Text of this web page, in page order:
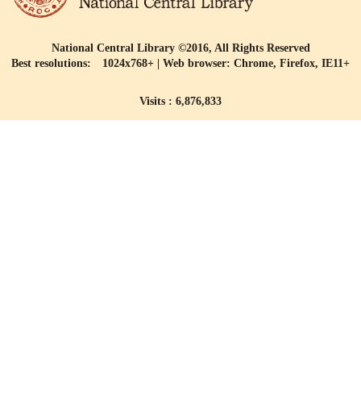
National Central Library ©2016, All Rights Reserved
Best resolutions: 1024x768+ | Web browser: Chrome, Firefox, IE11+
Visits : 6,876,833